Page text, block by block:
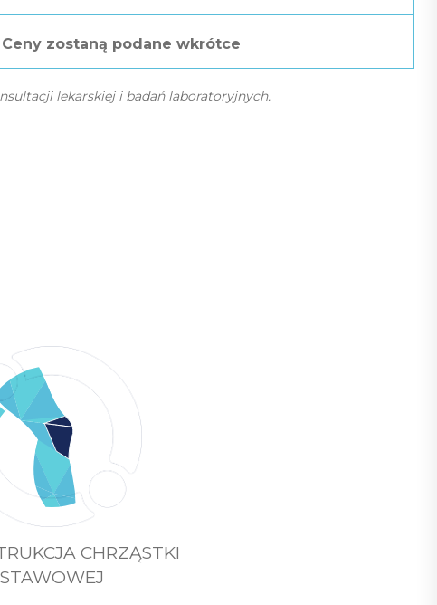
Ceny zostaną podane wkrótce
lekarskiej i badań laboratoryjnych.
CHRZĄSTKI
STAWOWEJ